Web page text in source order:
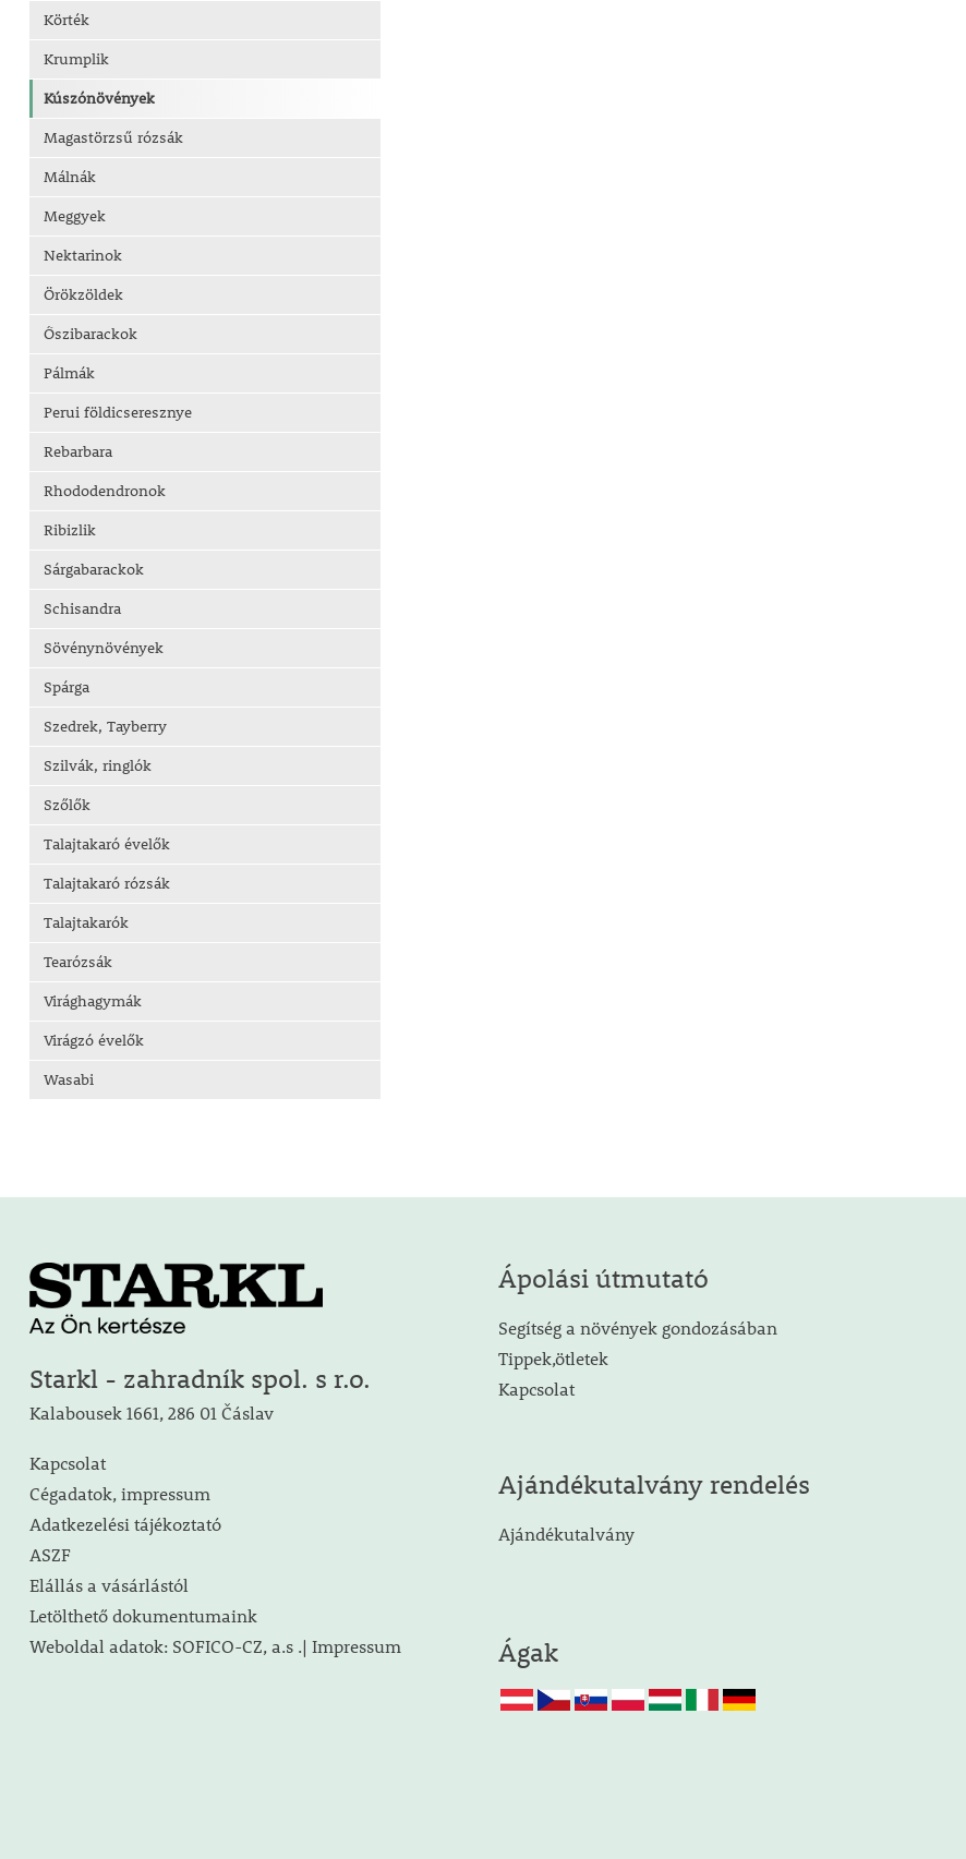
Körték
Krumplik
Kúszónövények
Magastörzsű rózsák
Málnák
Meggyek
Nektarinok
Örökzöldek
Őszibarackok
Pálmák
Perui földicseresznye
Rebarbara
Rhododendronok
Ribizlik
Sárgabarackok
Schisandra
Sövénynövények
Spárga
Szedrek, Tayberry
Szilvák, ringlók
Szőlők
Talajtakaró évelők
Talajtakaró rózsák
Talajtakarók
Tearózsák
Virághagymák
Virágzó évelők
Wasabi
Starkl - zahradník spol. s r.o.
Kalabousek 1661, 286 01 Čáslav
Kapcsolat
Cégadatok, impressum
Adatkezelési tájékoztató
ASZF
Elállás a vásárlástól
Letölthető dokumentumaink
Weboldal adatok: SOFICO-CZ, a.s .| Impressum
Ápolási útmutató
Segítség a növények gondozásában
Tippek,ötletek
Kapcsolat
Ajándékutalvány rendelés
Ajándékutalvány
Ágak